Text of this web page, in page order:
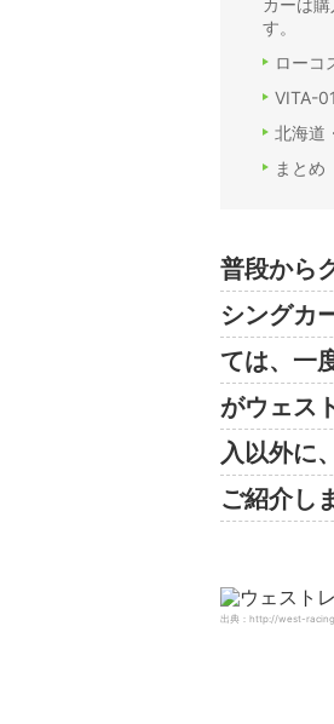
カーは
す。
ローコ
VITA-
北海道
まとめ
普段から
シングカ
ては、一
がウェス
入以外に
ご紹介し
出典：http://west-